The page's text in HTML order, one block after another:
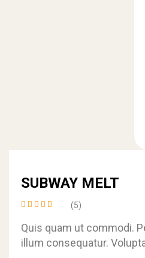
SUBWAY MELT
4.40
out of
5
(5)
Quis quam ut commodi.
illum consequatur.